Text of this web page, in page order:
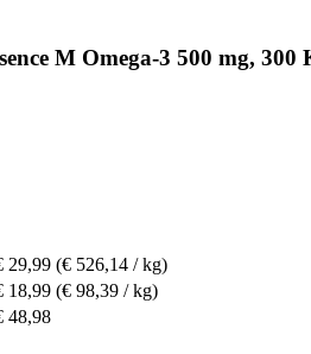
M Omega-3 500 mg, 300
29,99 (€ 526,14 / kg)
18,99 (€ 98,39 / kg)
48,98